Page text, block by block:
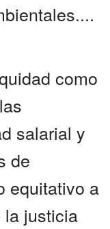
como
salarial y
de
equitativo a
la justicia